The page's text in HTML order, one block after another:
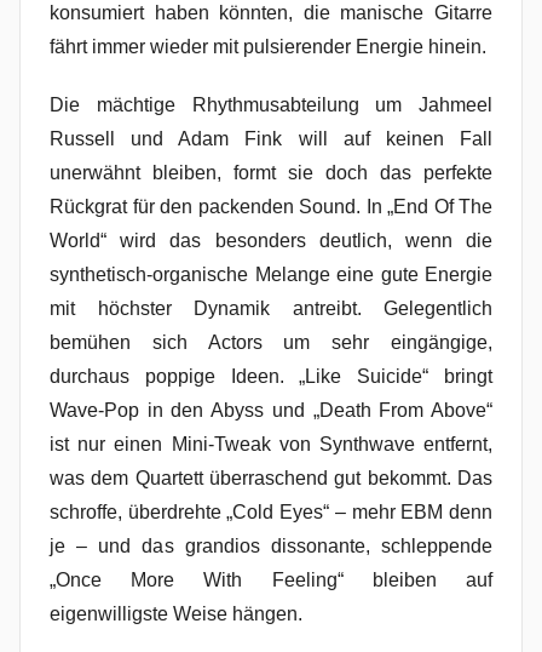
konsumiert haben könnten, die manische Gitarre
fährt immer wieder mit pulsierender Energie hinein.
Die mächtige Rhythmusabteilung um Jahmeel
Russell und Adam Fink will auf keinen Fall
unerwähnt bleiben, formt sie doch das perfekte
Rückgrat für den packenden Sound. In „End Of The
World“ wird das besonders deutlich, wenn die
synthetisch-organische Melange eine gute Energie
mit höchster Dynamik antreibt. Gelegentlich
bemühen sich Actors um sehr eingängige,
durchaus poppige Ideen. „Like Suicide“ bringt
Wave-Pop in den Abyss und „Death From Above“
ist nur einen Mini-Tweak von Synthwave entfernt,
was dem Quartett überraschend gut bekommt. Das
schroffe, überdrehte „Cold Eyes“ – mehr EBM denn
je – und das grandios dissonante, schleppende
„Once More With Feeling“ bleiben auf
eigenwilligste Weise hängen.